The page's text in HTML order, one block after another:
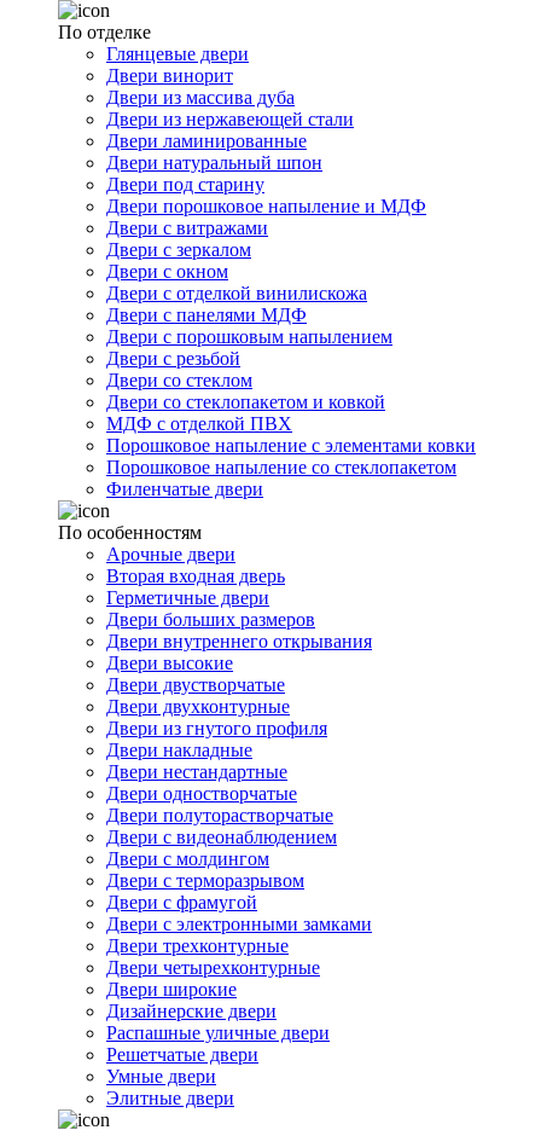
По отделке
Глянцевые двери
Двери винорит
Двери из массива дуба
Двери из нержавеющей стали
Двери ламинированные
Двери натуральный шпон
Двери под старину
Двери порошковое напыление и МДФ
Двери с витражами
Двери с зеркалом
Двери с окном
Двери с отделкой винилискожа
Двери с панелями МДФ
Двери с порошковым напылением
Двери с резьбой
Двери со стеклом
Двери со стеклопакетом и ковкой
МДФ с отделкой ПВХ
Порошковое напыление с элементами ковки
Порошковое напыление со стеклопакетом
Филенчатые двери
По особенностям
Арочные двери
Вторая входная дверь
Герметичные двери
Двери больших размеров
Двери внутреннего открывания
Двери высокие
Двери двустворчатые
Двери двухконтурные
Двери из гнутого профиля
Двери накладные
Двери нестандартные
Двери одностворчатые
Двери полуторастворчатые
Двери с видеонаблюдением
Двери с молдингом
Двери с терморазрывом
Двери с фрамугой
Двери с электронными замками
Двери трехконтурные
Двери четырехконтурные
Двери широкие
Дизайнерские двери
Распашные уличные двери
Решетчатые двери
Умные двери
Элитные двери